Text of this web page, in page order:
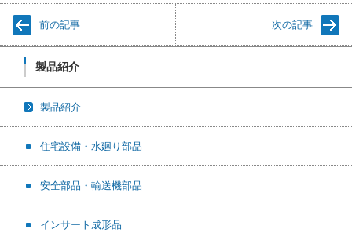
前の記事 次の記事
製品紹介
製品紹介
住宅設備・水廻り部品
安全部品・輸送機部品
インサート成形品